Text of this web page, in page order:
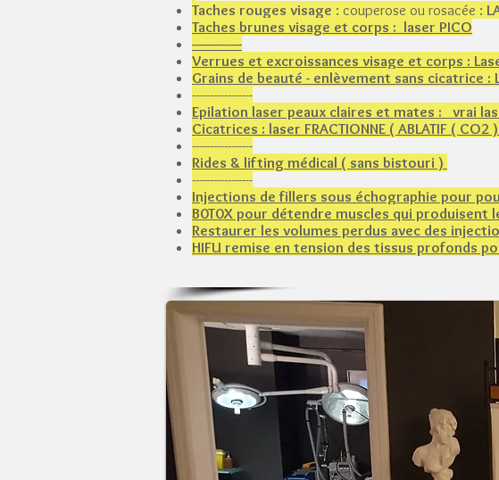
Taches rouges visage : couperose ou rosacée :
Taches brunes visage et corps : laser PICO
--------------​
Verrues et excroissances visage et corps :
Grains de beauté - enlèvement sans cicatrice
-----------------
Epilation laser peaux claires et mates : vrai
Cicatrices : laser FRACTIONNE ( ABLATIF (
-----------------
Rides & lifting médical ( sans bistouri )
-----------------
Injections de fillers sous échographie pour
B0T0X pour détendre muscles qui produisent
Restaurer les volumes perdus avec des
HIFU remise en tension des tissus profonds